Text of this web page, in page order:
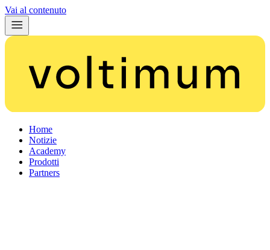
Vai al contenuto
Home
Notizie
Academy
Prodotti
Partners